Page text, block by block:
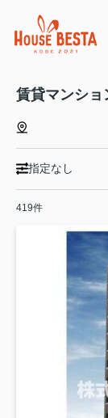
賃貸マンシ
指定なし
419件